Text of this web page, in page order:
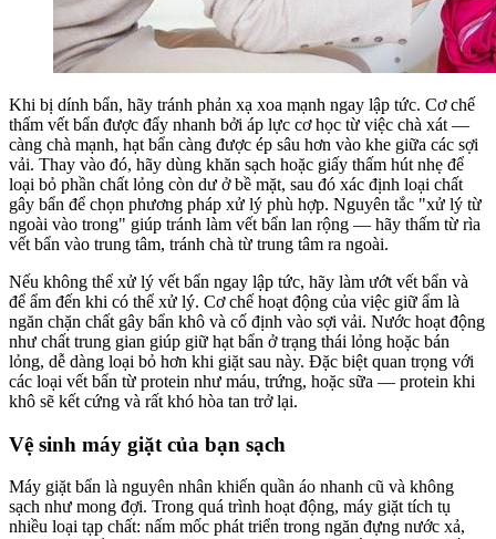
Khi bị dính bẩn, hãy tránh phản xạ xoa mạnh ngay lập tức. Cơ chế
thấm vết bẩn được đẩy nhanh bởi áp lực cơ học từ việc chà xát —
càng chà mạnh, hạt bẩn càng được ép sâu hơn vào khe giữa các sợi
vải. Thay vào đó, hãy dùng khăn sạch hoặc giấy thấm hút nhẹ để
loại bỏ phần chất lỏng còn dư ở bề mặt, sau đó xác định loại chất
gây bẩn để chọn phương pháp xử lý phù hợp. Nguyên tắc "xử lý từ
ngoài vào trong" giúp tránh làm vết bẩn lan rộng — hãy thấm từ rìa
vết bẩn vào trung tâm, tránh chà từ trung tâm ra ngoài.
Nếu không thể xử lý vết bẩn ngay lập tức, hãy làm ướt vết bẩn và
để ẩm đến khi có thể xử lý. Cơ chế hoạt động của việc giữ ẩm là
ngăn chặn chất gây bẩn khô và cố định vào sợi vải. Nước hoạt động
như chất trung gian giúp giữ hạt bẩn ở trạng thái lỏng hoặc bán
lỏng, dễ dàng loại bỏ hơn khi giặt sau này. Đặc biệt quan trọng với
các loại vết bẩn từ protein như máu, trứng, hoặc sữa — protein khi
khô sẽ kết cứng và rất khó hòa tan trở lại.
Vệ sinh máy giặt của bạn sạch
Máy giặt bẩn là nguyên nhân khiến quần áo nhanh cũ và không
sạch như mong đợi. Trong quá trình hoạt động, máy giặt tích tụ
nhiều loại tạp chất: nấm mốc phát triển trong ngăn đựng nước xả,